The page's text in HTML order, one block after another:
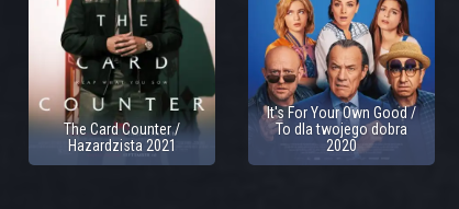
The Card Counter /
Hazardzista 2021
It's For Your Own Good /
To dla twojego dobra
2020